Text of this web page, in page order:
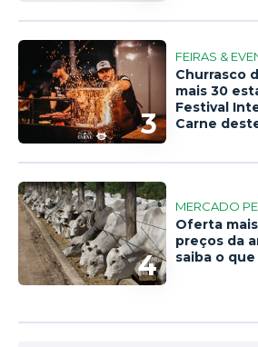
3
FEIRAS &
Churrasco
mais 30
Festival
Carne
4
MERCADO
Oferta
preços da
saiba o